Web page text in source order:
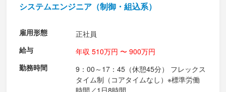
システムエンジニア（制御・組込系）
雇用形態
正社員
給与
年収 510万円 〜 900万円
勤務時間
9：00～17：45（休憩45分） フレックス
タイム制（コアタイムなし）※標準労働
時間／1日8時間